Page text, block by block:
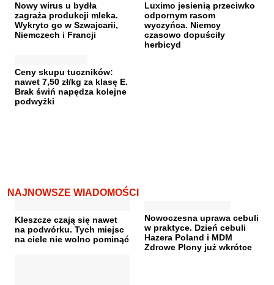
Nowy wirus u bydła
zagraża produkcji mleka.
Wykryto go w Szwajcarii,
Niemczech i Francji
Luximo jesienią przeciwko
odpornym rasom
wyczyńca. Niemcy
czasowo dopuściły
herbicyd
Ceny skupu tuczników:
nawet 7,50 zł/kg za klasę E.
Brak świń napędza kolejne
podwyżki
NAJNOWSZE WIADOMOŚCI
Kleszcze czają się nawet
na podwórku. Tych miejsc
na ciele nie wolno pominąć
Nowoczesna uprawa cebuli
w praktyce. Dzień cebuli
Hazera Poland i MDM
Zdrowe Plony już wkrótce